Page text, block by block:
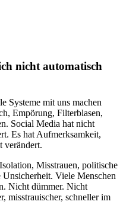
nicht automatisch
Systeme mit uns machen
Empörung, Filterblasen,
Social Media hat nicht
Es hat Aufmerksamkeit,
verändert.
Misstrauen, politische
Viele Menschen
Nicht dümmer. Nicht
misstrauischer, schneller im